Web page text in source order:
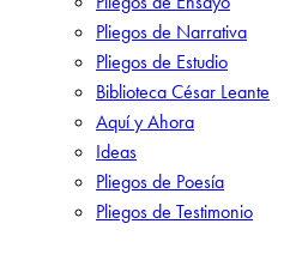
Pliegos de Narrativa
Pliegos de Estudio
Biblioteca César Leante
Aquí y Ahora
Ideas
Pliegos de Poesía
Pliegos de Testimonio